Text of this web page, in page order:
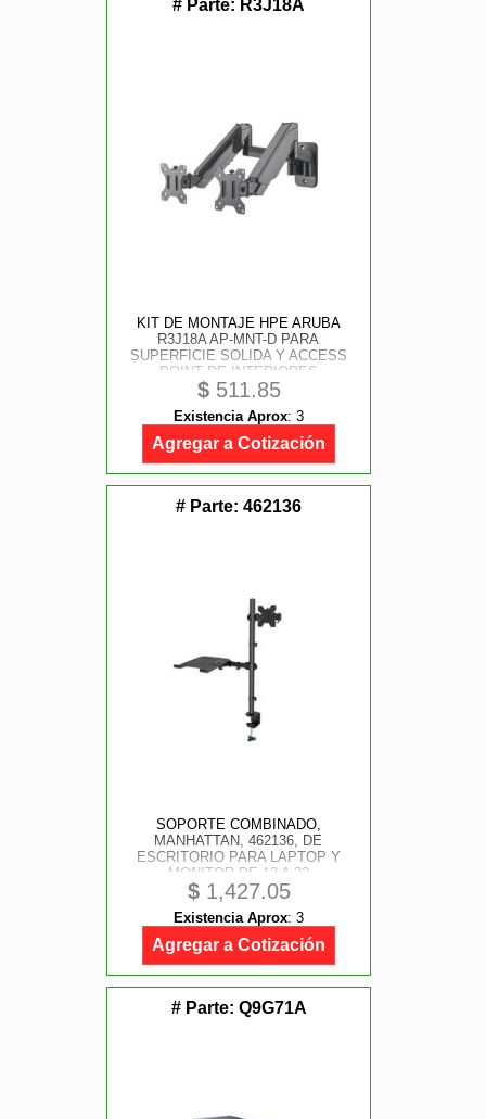
# Parte: R3J18A
KIT DE MONTAJE HPE ARUBA
R3J18A AP-MNT-D PARA
SUPERFICIE SOLIDA Y ACCESS
POINT DE INTERIORES
$511.85
Existencia Aprox: 3
Agregar a Cotización
# Parte: 462136
SOPORTE COMBINADO,
MANHATTAN, 462136, DE
ESCRITORIO PARA LAPTOP Y
MONITOR DE 13 A 32
$1,427.05
Existencia Aprox: 3
Agregar a Cotización
# Parte: Q9G71A